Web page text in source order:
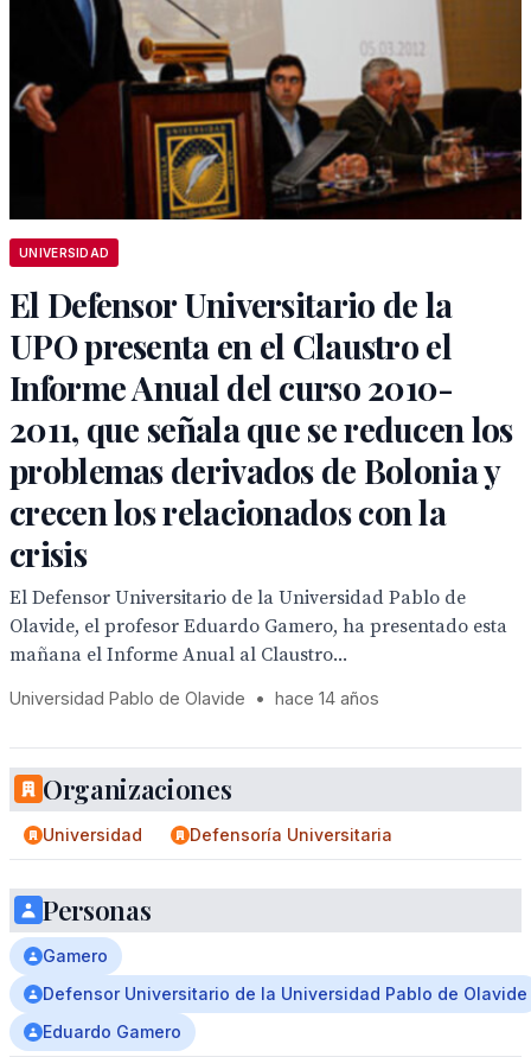
UNIVERSIDAD
El Defensor Universitario de la
UPO presenta en el Claustro el
Informe Anual del curso 2010-
2011, que señala que se reducen los
problemas derivados de Bolonia y
crecen los relacionados con la
crisis
El Defensor Universitario de la Universidad Pablo de
Olavide, el profesor Eduardo Gamero, ha presentado esta
mañana el Informe Anual al Claustro...
Universidad Pablo de Olavide • hace 14 años
Organizaciones
Universidad Defensoría Universitaria
Personas
Gamero
Defensor Universitario de la Universidad Pablo de Olavide
Eduardo Gamero